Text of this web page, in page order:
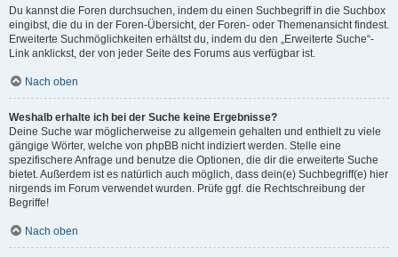
Du kannst die Foren durchsuchen, indem du einen Suchbegriff in die Suchbox
eingibst, die du in der Foren-Übersicht, der Foren- oder Themenansicht findest.
Erweiterte Suchmöglichkeiten erhältst du, indem du den „Erweiterte Suche“-
Link anklickst, der von jeder Seite des Forums aus verfügbar ist.
Nach oben
Weshalb erhalte ich bei der Suche keine Ergebnisse?
Deine Suche war möglicherweise zu allgemein gehalten und enthielt zu viele
gängige Wörter, welche von phpBB nicht indiziert werden. Stelle eine
spezifischere Anfrage und benutze die Optionen, die dir die erweiterte Suche
bietet. Außerdem ist es natürlich auch möglich, dass dein(e) Suchbegriff(e) hier
nirgends im Forum verwendet wurden. Prüfe ggf. die Rechtschreibung der
Begriffe!
Nach oben